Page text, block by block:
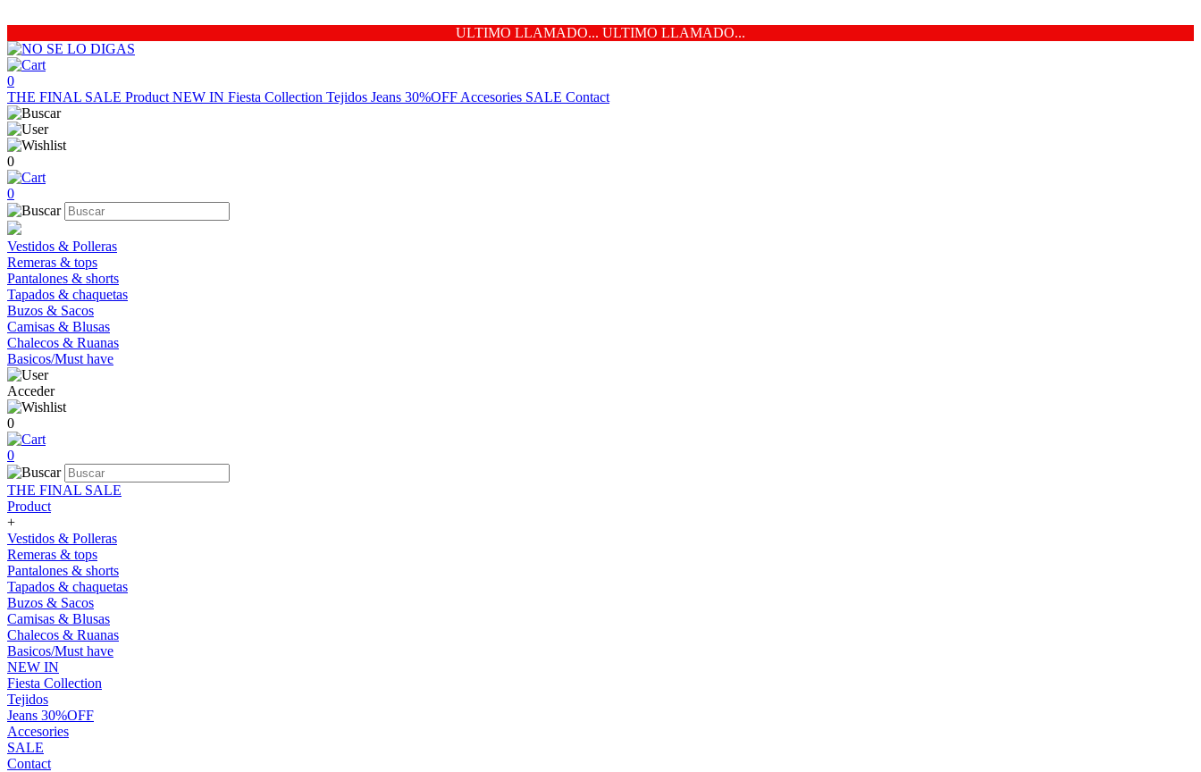
ULTIMO LLAMADO... ULTIMO LLAMADO...
0
THE FINAL SALE Product NEW IN Fiesta Collection Tejidos Jeans 30%OFF Accesories SALE Contact
0
0
Vestidos & Polleras
Remeras & tops
Pantalones & shorts
Tapados & chaquetas
Buzos & Sacos
Camisas & Blusas
Chalecos & Ruanas
Basicos/Must have
Acceder
0
0
THE FINAL SALE
Product
+
Vestidos & Polleras
Remeras & tops
Pantalones & shorts
Tapados & chaquetas
Buzos & Sacos
Camisas & Blusas
Chalecos & Ruanas
Basicos/Must have
NEW IN
Fiesta Collection
Tejidos
Jeans 30%OFF
Accesories
SALE
Contact